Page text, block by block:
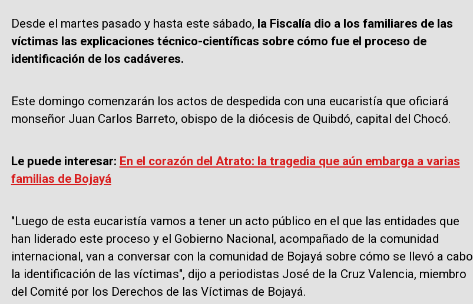
Desde el martes pasado y hasta este sábado, la Fiscalía dio a los familiares de las
víctimas las explicaciones técnico-científicas sobre cómo fue el proceso de
identificación de los cadáveres.
Este domingo comenzarán los actos de despedida con una eucaristía que oficiará
monseñor Juan Carlos Barreto, obispo de la diócesis de Quibdó, capital del Chocó.
Le puede interesar: En el corazón del Atrato: la tragedia que aún embarga a varias
familias de Bojayá
"Luego de esta eucaristía vamos a tener un acto público en el que las entidades que
han liderado este proceso y el Gobierno Nacional, acompañado de la comunidad
internacional, van a conversar con la comunidad de Bojayá sobre cómo se llevó a cabo
la identificación de las víctimas", dijo a periodistas José de la Cruz Valencia, miembro
del Comité por los Derechos de las Víctimas de Bojayá.